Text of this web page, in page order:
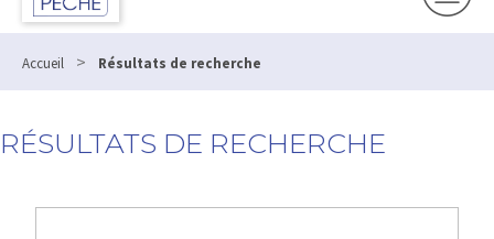
Accueil > Résultats de recherche
RÉSULTATS DE RECHERCHE